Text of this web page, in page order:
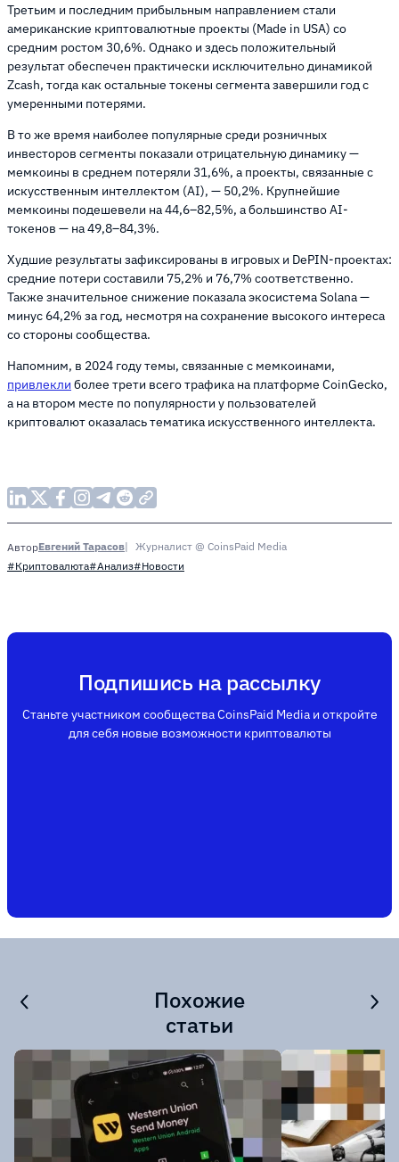
Третьим и последним прибыльным направлением стали
американские криптовалютные проекты (Made in USA) со
средним ростом 30,6%. Однако и здесь положительный
результат обеспечен практически исключительно динамикой
Zcash, тогда как остальные токены сегмента завершили год с
умеренными потерями.
В то же время наиболее популярные среди розничных
инвесторов сегменты показали отрицательную динамику —
мемкоины в среднем потеряли 31,6%, а проекты, связанные с
искусственным интеллектом (AI), — 50,2%. Крупнейшие
мемкоины подешевели на 44,6–82,5%, а большинство AI-
токенов — на 49,8–84,3%.
Худшие результаты зафиксированы в игровых и DePIN-проектах:
средние потери составили 75,2% и 76,7% соответственно.
Также значительное снижение показала экосистема Solana—
минус 64,2% за год, несмотря на сохранение высокого интереса
со стороны сообщества.
Напомним, в 2024 году темы, связанные с мемкоинами,
привлекли более трети всего трафика на платформе CoinGecko,
а на втором месте по популярности у пользователей
криптовалют оказалась тематика искусственного интеллекта.
АвторЕвгений Тарасов
Журналист @ CoinsPaid Media
#Криптовалюта#Анализ#Новости
Подпишись на рассылку
Станьте участником сообщества CoinsPaid Media и откройте
для себя новые возможности криптовалюты
Похожие
статьи